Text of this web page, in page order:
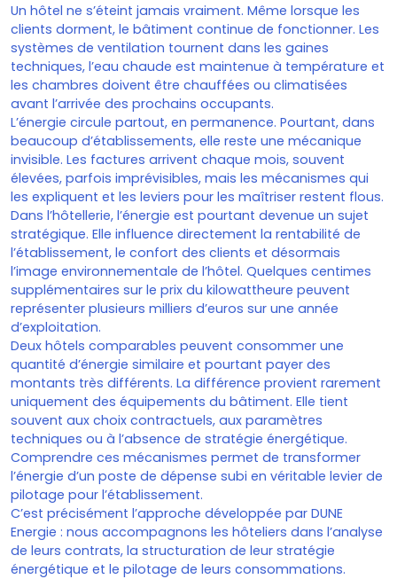
Un hôtel ne s’éteint jamais vraiment. Même lorsque les
clients dorment, le bâtiment continue de fonctionner. Les
systèmes de ventilation tournent dans les gaines
techniques, l’eau chaude est maintenue à température et
les chambres doivent être chauffées ou climatisées
avant l’arrivée des prochains occupants.
L’énergie circule partout, en permanence. Pourtant, dans
beaucoup d’établissements, elle reste une mécanique
invisible. Les factures arrivent chaque mois, souvent
élevées, parfois imprévisibles, mais les mécanismes qui
les expliquent et les leviers pour les maîtriser restent flous.
Dans l’hôtellerie, l’énergie est pourtant devenue un sujet
stratégique. Elle influence directement la rentabilité de
l’établissement, le confort des clients et désormais
l’image environnementale de l’hôtel. Quelques centimes
supplémentaires sur le prix du kilowattheure peuvent
représenter plusieurs milliers d’euros sur une année
d’exploitation.
Deux hôtels comparables peuvent consommer une
quantité d’énergie similaire et pourtant payer des
montants très différents. La différence provient rarement
uniquement des équipements du bâtiment. Elle tient
souvent aux choix contractuels, aux paramètres
techniques ou à l’absence de stratégie énergétique.
Comprendre ces mécanismes permet de transformer
l’énergie d’un poste de dépense subi en véritable levier de
pilotage pour l’établissement.
C’est précisément l’approche développée par DUNE
Energie : nous accompagnons les hôteliers dans l’analyse
de leurs contrats, la structuration de leur stratégie
énergétique et le pilotage de leurs consommations.